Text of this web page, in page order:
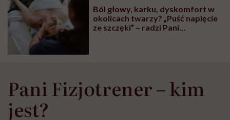
Ból głowy, karku, dyskomfort w
okolicach twarzy? „Puść napięcie
ze szczęki” – radzi Pani
Pani Fizjotrener – kim
jest?